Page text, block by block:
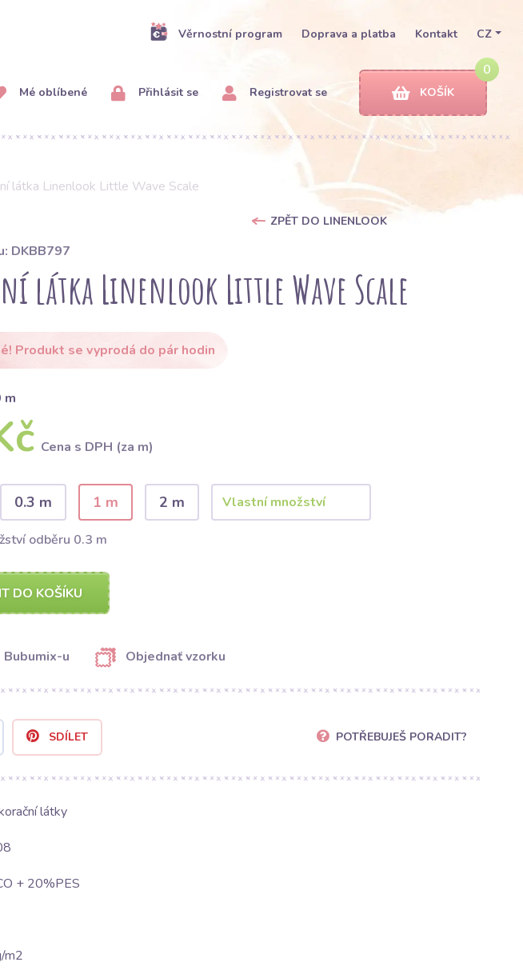
Věrnostní program Doprava a platba Kontakt CZ
Mé oblíbené Přihlásit se Registrovat se
0
KOŠÍK
látka Linenlook Little Wave Scale
ZPĚT DO LINENLOOK
DKBB797
látka Linenlook Little Wave Scale
Produkt se vyprodá do pár hodin
m
Cena s DPH (za m)
0.3 m 1 m 2 m
odběru 0.3 m
DO KOŠÍKU
u Objednať vzorku
SDÍLET POTŘEBUJEŠ PORADIT?
látky
+ 20%PES
m2